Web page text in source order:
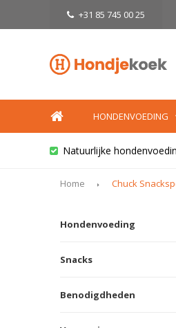
+31 85 745 00 25
HONDENVOEDING
Natuurlijke
Home Chuck
Hondenvoeding
Snacks
Benodigdheden